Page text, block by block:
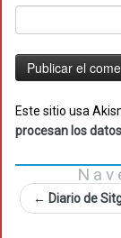
Este sitio usa
procesan los
← Diario de